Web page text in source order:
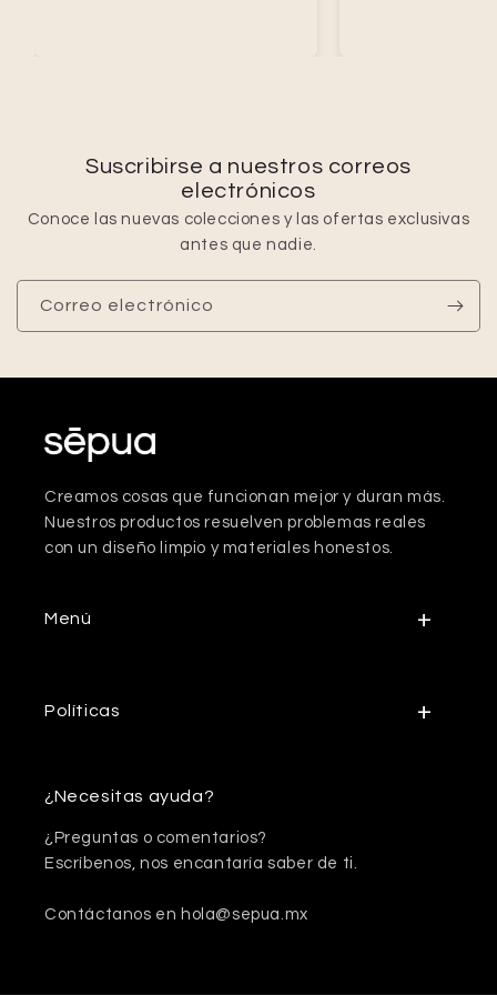
Suscribirse a nuestros correos
electrónicos
Conoce las nuevas colecciones y las ofertas exclusivas
antes que nadie.
Correo electrónico
Creamos cosas que funcionan mejor y duran más.
Nuestros productos resuelven problemas reales
con un diseño limpio y materiales honestos.
Menú
Políticas
¿Necesitas ayuda?
¿Preguntas o comentarios?
Escríbenos, nos encantaría saber de ti.
Contáctanos en hola@sepua.mx